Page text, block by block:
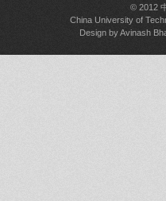
© 2012
China University of
Design byAvinash